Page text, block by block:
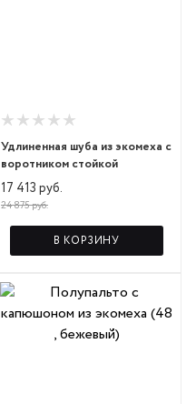
Удлиненная шуба из экомеха с
воротником стойкой
17 413 руб.
24 875 руб.
В КОРЗИНУ